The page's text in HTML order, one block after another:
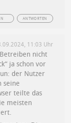
ANTWORTEN
11:03 Uhr
nicht
ja schon vor
der Nutzer
seine
teilte das
meisten